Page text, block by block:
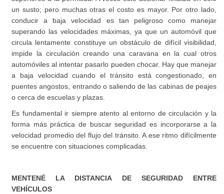
un susto; pero muchas otras el costo es mayor. Por otro lado,
conducir a baja velocidad es tan peligroso como manejar
superando las velocidades máximas, ya que un automóvil que
circula lentamente constituye un obstáculo de difícil visibilidad,
impide la circulación creando una caravana en la cual otros
automóviles al intentar pasarlo pueden chocar. Hay que manejar
a baja velocidad cuando el tránsito está congestionado, en
puentes angostos, entrando o saliendo de las cabinas de peajes
o cerca de escuelas y plazas.
Es fundamental ir siempre atento al entorno de circulación y la
forma más práctica de buscar seguridad es incorporarse a la
velocidad promedio del flujo del tránsito. A ese ritmo difícilmente
se encuentre con situaciones complicadas.
MENTENÉ LA DISTANCIA DE SEGURIDAD ENTRE
VEHÍCULOS